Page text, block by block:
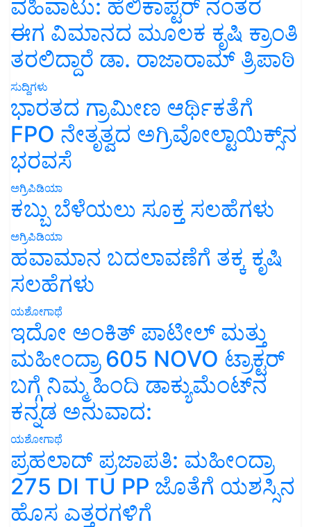
ವಹಿವಾಟು: ಹೆಲಿಕಾಪ್ಟರ್ ನಂತರ
ಈಗ ವಿಮಾನದ ಮೂಲಕ ಕೃಷಿ ಕ್ರಾಂತಿ
ತರಲಿದ್ದಾರೆ ಡಾ. ರಾಜಾರಾಮ್ ತ್ರಿಪಾಠಿ
ಸುದ್ದಿಗಳು
ಭಾರತದ ಗ್ರಾಮೀಣ ಆರ್ಥಿಕತೆಗೆ
FPO ನೇತೃತ್ವದ ಅಗ್ರಿವೋಲ್ಟಾಯಿಕ್ಸ್‌ನ
ಭರವಸೆ
ಅಗ್ರಿಪಿಡಿಯಾ
ಕಬ್ಬು ಬೆಳೆಯಲು ಸೂಕ್ತ ಸಲಹೆಗಳು
ಅಗ್ರಿಪಿಡಿಯಾ
ಹವಾಮಾನ ಬದಲಾವಣೆಗೆ ತಕ್ಕ ಕೃಷಿ
ಸಲಹೆಗಳು
ಯಶೋಗಾಥೆ
ಇದೋ ಅಂಕಿತ್ ಪಾಟೀಲ್ ಮತ್ತು
ಮಹೀಂದ್ರಾ 605 NOVO ಟ್ರಾಕ್ಟರ್
ಬಗ್ಗೆ ನಿಮ್ಮ ಹಿಂದಿ ಡಾಕ್ಯುಮೆಂಟ್‌ನ
ಕನ್ನಡ ಅನುವಾದ:
ಯಶೋಗಾಥೆ
ಪ್ರಹಲಾದ್ ಪ್ರಜಾಪತಿ: ಮಹೀಂದ್ರಾ
275 DI TU PP ಜೊತೆಗೆ ಯಶಸ್ಸಿನ
ಹೊಸ ಎತ್ತರಗಳಿಗೆ